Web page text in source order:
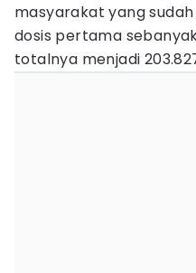
masyarakat yang
dosis pertama
totalnya menjadi